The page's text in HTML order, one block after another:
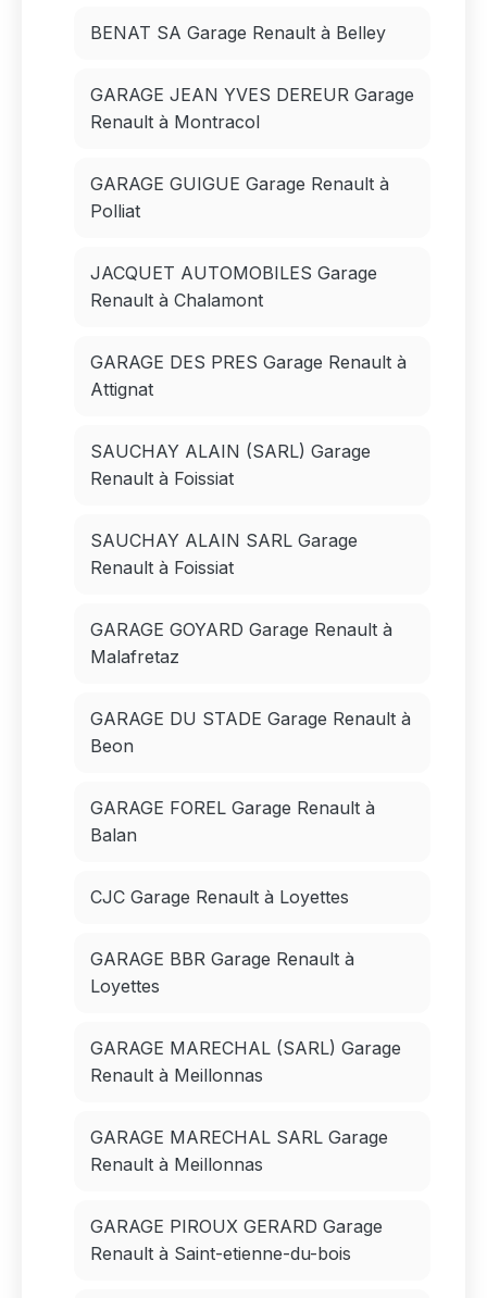
BENAT SA Garage Renault à Belley
GARAGE JEAN YVES DEREUR Garage
Renault à Montracol
GARAGE GUIGUE Garage Renault à
Polliat
JACQUET AUTOMOBILES Garage
Renault à Chalamont
GARAGE DES PRES Garage Renault à
Attignat
SAUCHAY ALAIN (SARL) Garage
Renault à Foissiat
SAUCHAY ALAIN SARL Garage
Renault à Foissiat
GARAGE GOYARD Garage Renault à
Malafretaz
GARAGE DU STADE Garage Renault à
Beon
GARAGE FOREL Garage Renault à
Balan
CJC Garage Renault à Loyettes
GARAGE BBR Garage Renault à
Loyettes
GARAGE MARECHAL (SARL) Garage
Renault à Meillonnas
GARAGE MARECHAL SARL Garage
Renault à Meillonnas
GARAGE PIROUX GERARD Garage
Renault à Saint-etienne-du-bois